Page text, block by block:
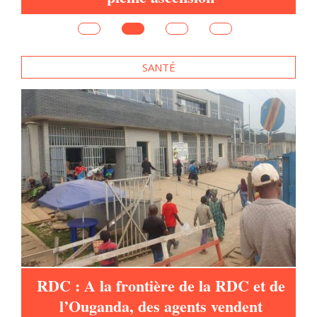
SANTÉ
RDC : A la frontière de la RDC et de
l’Ouganda, des agents vendent